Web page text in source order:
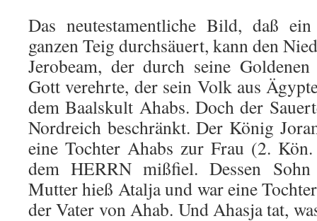
Das neutestamentliche Bild, daß
ganzen Teig durchsäuert, kann den
Jerobeam, der durch seine
Gott verehrte, der sein Volk aus
dem Baalskult Ahabs. Doch der
Nordreich beschränkt. Der König
eine Tochter Ahabs zur Frau (2.
dem HERRN mißfiel. Dessen
Mutter hieß Atalja und war eine
der Vater von Ahab. Und Ahasja tat,